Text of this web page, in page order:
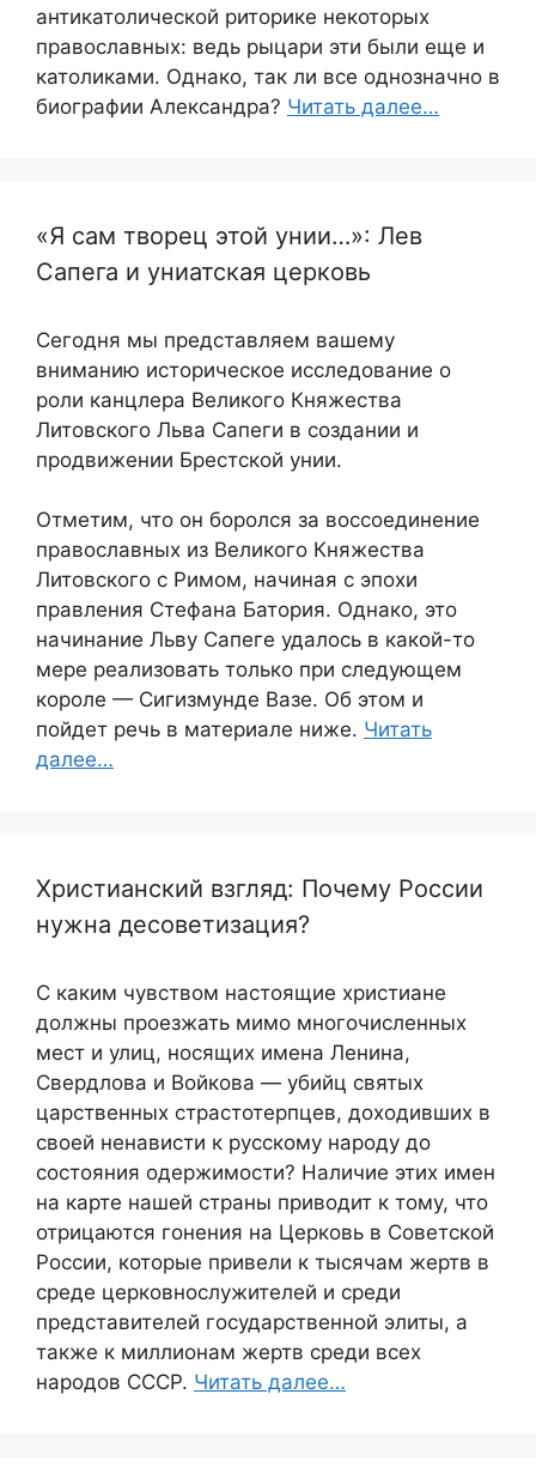
антикатолической риторике некоторых
православных: ведь рыцари эти были еще и
католиками. Однако, так ли все однозначно в
биографии Александра? Читать далее…
«Я сам творец этой унии…»: Лев
Сапега и униатская церковь
Сегодня мы представляем вашему
вниманию историческое исследование о
роли канцлера Великого Княжества
Литовского Льва Сапеги в создании и
продвижении Брестской унии.
Отметим, что он боролся за воссоединение
православных из Великого Княжества
Литовского с Римом, начиная с эпохи
правления Стефана Батория. Однако, это
начинание Льву Сапеге удалось в какой-то
мере реализовать только при следующем
короле — Сигизмунде Вазе. Об этом и
пойдет речь в материале ниже. Читать
далее…
Христианский взгляд: Почему России
нужна десоветизация?
С каким чувством настоящие христиане
должны проезжать мимо многочисленных
мест и улиц, носящих имена Ленина,
Свердлова и Войкова — убийц святых
царственных страстотерпцев, доходивших в
своей ненависти к русскому народу до
состояния одержимости? Наличие этих имен
на карте нашей страны приводит к тому, что
отрицаются гонения на Церковь в Советской
России, которые привели к тысячам жертв в
среде церковнослужителей и среди
представителей государственной элиты, а
также к миллионам жертв среди всех
народов СССР. Читать далее…